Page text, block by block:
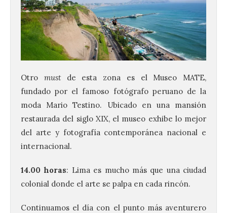
Otro mustde esta zona es el Museo MATE,
fundado por el famoso fotógrafo peruano de la
moda Mario Testino. Ubicado en una mansión
restaurada del siglo XIX, el museo exhibe lo mejor
del arte y fotografía contemporánea nacional e
internacional.
14.00 horas: Lima es mucho más que una ciudad
colonial donde el arte se palpa en cada rincón.
Continuamos el día con el punto más aventurero